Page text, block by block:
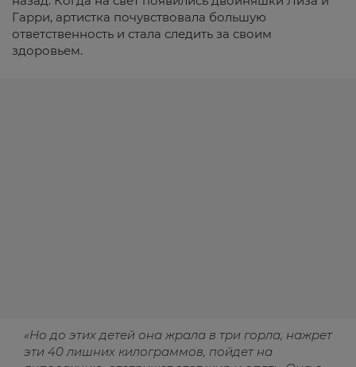
Гарри, артистка почувствовала большую
ответственность и стала следить за своим
здоровьем.
«Но до этих детей она жрала в три горла, нажрет
эти 40 лишних килограммов, пойдет на